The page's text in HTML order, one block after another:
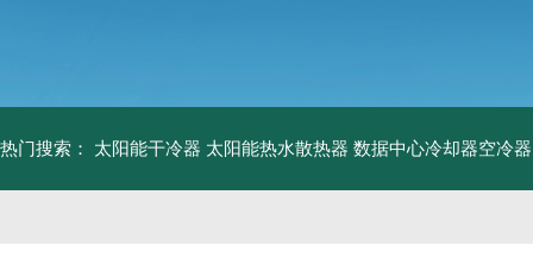
热门搜索： 太阳能干冷器 太阳能热水散热器 数据中心冷却器空冷器